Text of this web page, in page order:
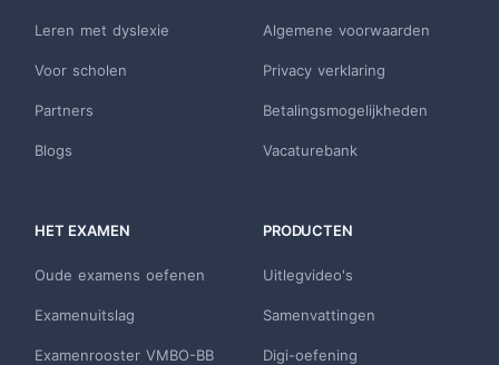
Leren met dyslexie
Voor scholen
Partners
Blogs
Algemene voorwaarden
Privacy verklaring
Betalingsmogelijkheden
Vacaturebank
HET EXAMEN
Oude examens oefenen
Examenuitslag
Examenrooster VMBO-BB
PRODUCTEN
Uitlegvideo's
Samenvattingen
Digi-oefening